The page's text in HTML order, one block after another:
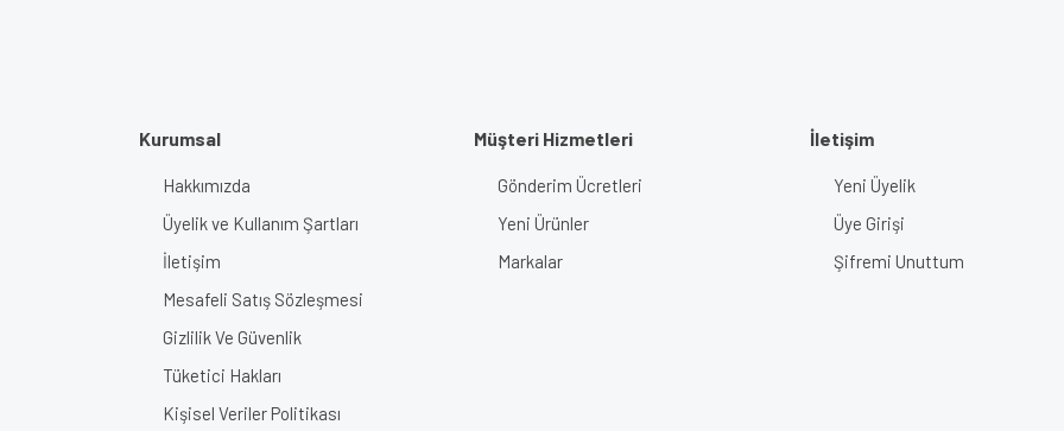
Kurumsal
Hakkımızda
Üyelik ve Kullanım Şartları
İletişim
Mesafeli Satış Sözleşmesi
Gizlilik Ve Güvenlik
Tüketici Hakları
Kişisel Veriler Politikası
Müşteri Hizmetleri
Gönderim Ücretleri
Yeni Ürünler
Markalar
İletişim
Yeni Üyelik
Üye Girişi
Şifremi Unuttum